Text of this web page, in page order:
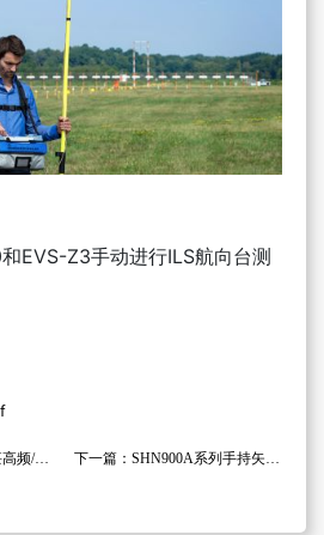
EVS-Z3手动进行ILS航向台测
上一篇：R&S EVSF1000 甚高频/特高频导航/飞行分析仪